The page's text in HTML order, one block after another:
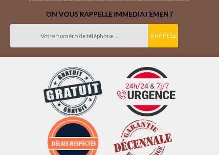
ON VOUS RAPPELLE IMMEDIATEMENT